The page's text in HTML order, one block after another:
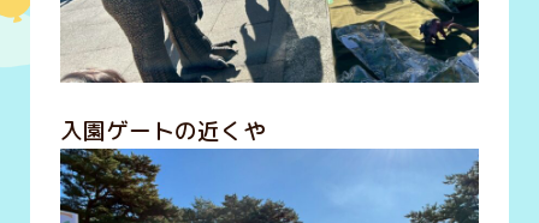
入園ゲートの近くや